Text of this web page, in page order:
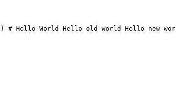
) # Hello World Hello old world Hello new